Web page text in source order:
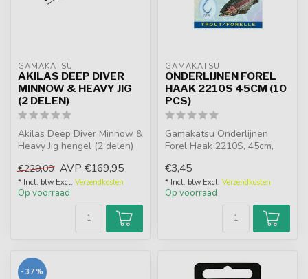
GAMAKATSU
AKILAS DEEP DIVER
MINNOW & HEAVY JIG
(2 DELEN)
Akilas Deep Diver Minnow &
Heavy Jig hengel (2 delen)
€229,00 AVP €169,95
* Incl. btw Excl. Verzendkosten
Op voorraad
GAMAKATSU
ONDERLIJNEN FOREL
HAAK 2210S 45CM (10
PCS)
Gamakatsu Onderlijnen
Forel Haak 2210S, 45cm,
haakbocht...
€3,45
* Incl. btw Excl. Verzendkosten
Op voorraad
-37%